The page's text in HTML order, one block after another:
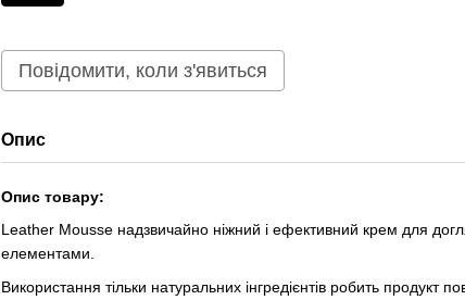
Повідомити, коли з'явиться
Опис
Опис товару:
Leather Mousse надзвичайно ніжний і ефективний крем для
елементами.
Використання тільки натуральних інгредієнтів робить продукт